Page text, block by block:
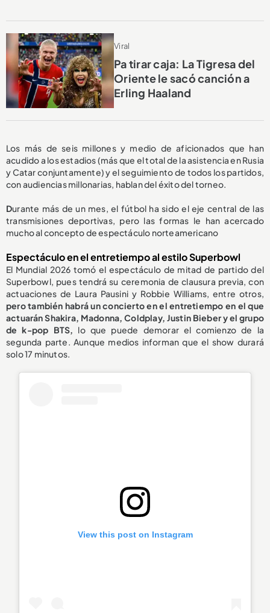
Viral
Pa tirar caja: La Tigresa del
Oriente le sacó canción a
Erling Haaland
Los más de seis millones y medio de aficionados que han
acudido a los estadios (más que el total de la asistencia en Rusia
y Catar conjuntamente) y el seguimiento de todos los partidos,
con audiencias millonarias, hablan del éxito del torneo.
Durante más de un mes, el fútbol ha sido el eje central de las
transmisiones deportivas, pero las formas le han acercado
mucho al concepto de espectáculo norteamericano
Espectáculo en el entretiempo al estilo Superbowl
El Mundial 2026 tomó el espectáculo de mitad de partido del
Superbowl, pues tendrá su ceremonia de clausura previa, con
actuaciones de Laura Pausini y Robbie Williams, entre otros,
pero también habrá un concierto en el entretiempo en el que
actuarán Shakira, Madonna, Coldplay, Justin Bieber y el grupo
de k-pop BTS, lo que puede demorar el comienzo de la
segunda parte. Aunque medios informan que el show durará
solo 17 minutos.
View this post on Instagram